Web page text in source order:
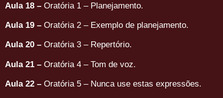
Aula 18 – Oratória 1 – Planejamento.
Aula 19 – Oratória 2 – Exemplo de planejamento.
Aula 20 – Oratória 3 – Repertório.
Aula 21 – Oratória 4 – Tom de voz.
Aula 22 – Oratória 5 – Nunca use estas expressões.